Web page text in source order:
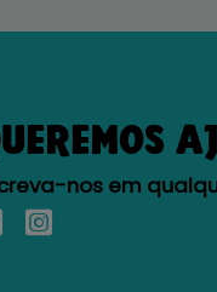
nos em